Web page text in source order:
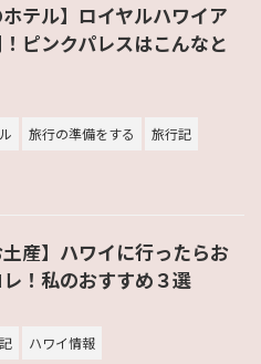
ホテル】ロイヤルハワイア
ピンクパレスはこんなと
旅行の準備をする
旅行記
土産】ハワイに行ったらお
！私のおすすめ３選
ハワイ情報